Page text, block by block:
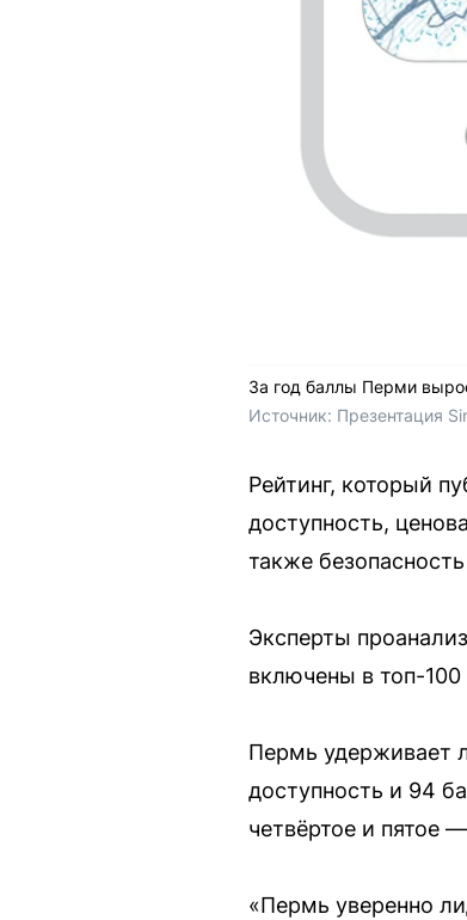
За год баллы Перми
Источник: Презентация
Рейтинг, который
доступность,
также
Эксперты
включены в топ-100
Пермь удерживает
доступность и 94
четвёртое и пятое
«Пермь уверенно